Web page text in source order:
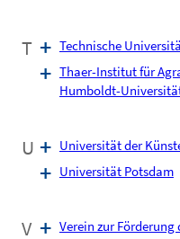
T
Technische
Thaer-Institut für
Humboldt-
U
Universität der
Universität Potsdam
V
Verein zur Förderung